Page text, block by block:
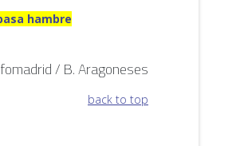
hambre
/ B. Aragoneses
back to top